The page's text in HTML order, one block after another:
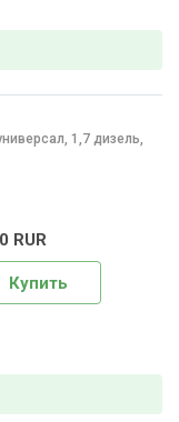
1,7 дизель,
RUR
Купить